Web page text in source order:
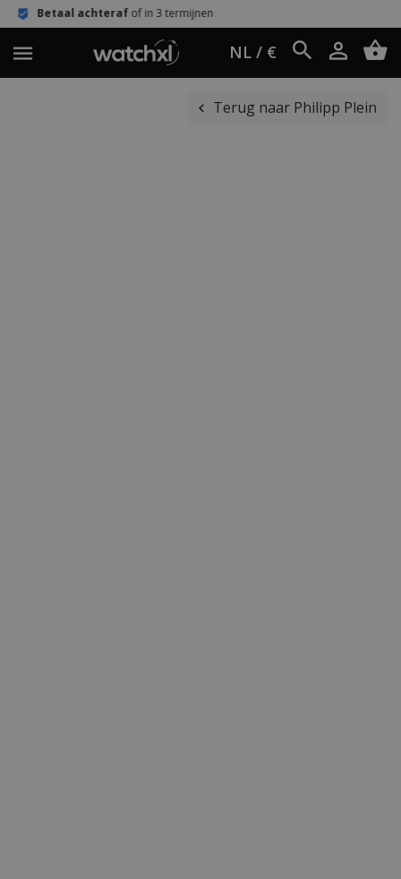
of in 3 termijnen
NL / €
Terug naar Philipp Plein